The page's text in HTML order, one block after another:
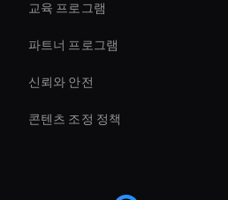
교육 프로그램
파트너 프로그램
신뢰와 안전
콘텐츠 조정 정책